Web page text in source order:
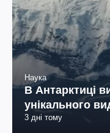
Наука
В Антарктиці
унікального
3 дні тому